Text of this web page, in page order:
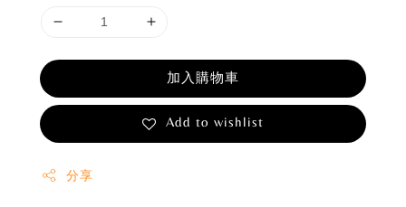
加入購物車
Add to wishlist
分享